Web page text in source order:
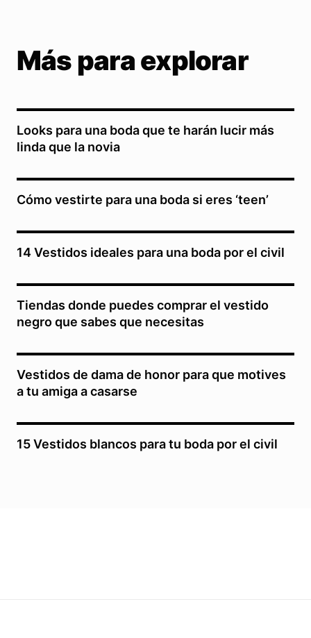
Más para explorar
Looks para una boda que te harán lucir más
linda que la novia
Cómo vestirte para una boda si eres ‘teen’
14 Vestidos ideales para una boda por el civil
Tiendas donde puedes comprar el vestido
negro que sabes que necesitas
Vestidos de dama de honor para que motives
a tu amiga a casarse
15 Vestidos blancos para tu boda por el civil